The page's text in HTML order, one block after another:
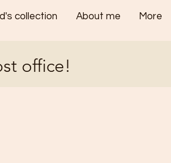
collection About me More
office!